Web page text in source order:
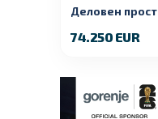
Деловен
74.250 EUR